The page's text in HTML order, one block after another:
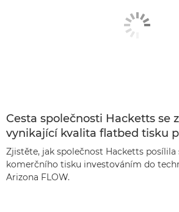
Cesta společnosti Hacketts se
vynikající kvalita flatbed tisku
Zjistěte, jak společnost Hacketts
komerčního tisku investováním do
Arizona FLOW.